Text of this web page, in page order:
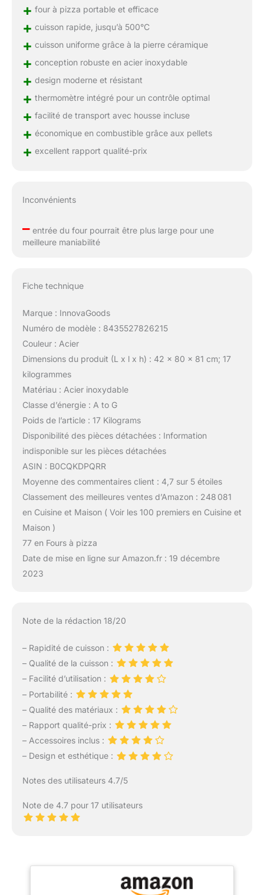
+ four à pizza portable et efficace
+ cuisson rapide, jusqu’à 500°C
+ cuisson uniforme grâce à la pierre céramique
+ conception robuste en acier inoxydable
+ design moderne et résistant
+ thermomètre intégré pour un contrôle optimal
+ facilité de transport avec housse incluse
+ économique en combustible grâce aux pellets
+ excellent rapport qualité-prix
Inconvénients
–entrée du four pourrait être plus large pour une
meilleure maniabilité
Fiche technique
Marque : InnovaGoods
Numéro de modèle : 8435527826215
Couleur : Acier
Dimensions du produit (L x l x h) : 42 x 80 x 81 cm; 17
kilogrammes
Matériau : Acier inoxydable
Classe d’énergie : A to G
Poids de l’article : 17 Kilograms
Disponibilité des pièces détachées : Information
indisponible sur les pièces détachées
ASIN : B0CQKDPQRR
Moyenne des commentaires client : 4,7 sur 5 étoiles
Classement des meilleures ventes d’Amazon : 248 081
en Cuisine et Maison ( Voir les 100 premiers en Cuisine et
Maison )
77 en Fours à pizza
Date de mise en ligne sur Amazon.fr : 19 décembre
2023
Note de la rédaction 18/20
– Rapidité de cuisson :
– Qualité de la cuisson :
– Facilité d’utilisation :
– Portabilité :
– Qualité des matériaux :
– Rapport qualité-prix :
– Accessoires inclus :
– Design et esthétique :
Notes des utilisateurs 4.7/5
Note de 4.7 pour 17 utilisateurs